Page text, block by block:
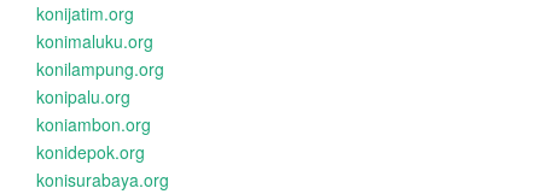
konijatim.org
konimaluku.org
konilampung.org
konipalu.org
koniambon.org
konidepok.org
konisurabaya.org